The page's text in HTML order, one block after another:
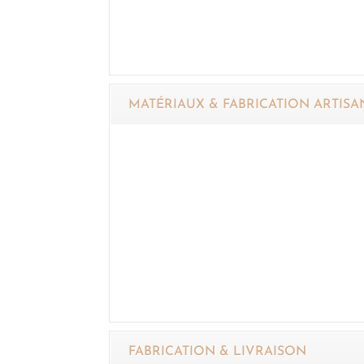
MATÉRIAUX & FABRICATION
FABRICATION & LIVRAISON